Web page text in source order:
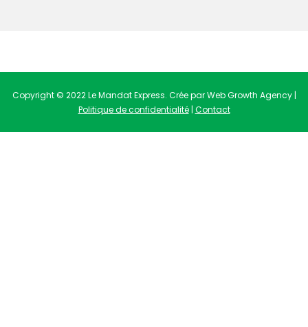
Copyright © 2022 Le Mandat Express. Crée par Web Growth Agency |
Politique de confidentialité| Contact